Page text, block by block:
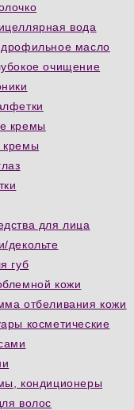
вода
масло
очищение
кремы
кремы
для лица
декольте
губ
кожи
отбеливания кожи
косметические
кондиционеры
волос